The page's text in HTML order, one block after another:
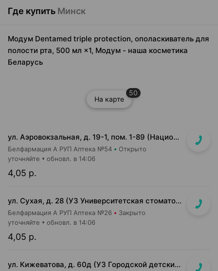
Где купить Минск
Модум Dentamed triple protection, ополаскиватель для
полости рта, 500 мл ×1, Модум - наша косметика
Беларусь
На карте
50
ул. Аэровокзальная, д. 19-1, пом. 1-89 (Национальный аэропорт "Минск", 3 этаж)
Белфармация А РУП Аптека №54 Открыто
4,05 р.
уточняйте обновл. в 14:06
ул. Сухая, д. 28 (УЗ Университетская стоматологическая клиника)
Белфармация А РУП Аптека №26 Закрыто
4,05 р.
уточняйте обновл. в 14:06
ул. Кижеватова, д. 60д (УЗ Городской детский консультативно-диагностический центр)